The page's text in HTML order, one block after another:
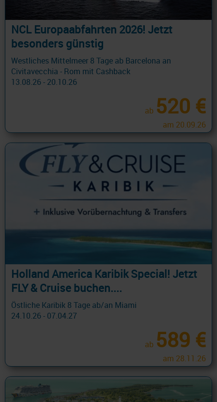
NCL Europaabfahrten 2026! Jetzt
besonders günstig
Westliches Mittelmeer 8 Tage ab Barcelona an
Civitavecchia - Rom mit Cashback
13.08.26 - 20.10.26
ab 520 €
am 20.09.26
Holland America Karibik Special! Jetzt
FLY & Cruise buchen....
Östliche Karibik 8 Tage ab/an Miami
24.10.26 - 07.04.27
ab 589 €
am 28.11.26